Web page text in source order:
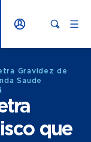
Gravidez de
Saude
que